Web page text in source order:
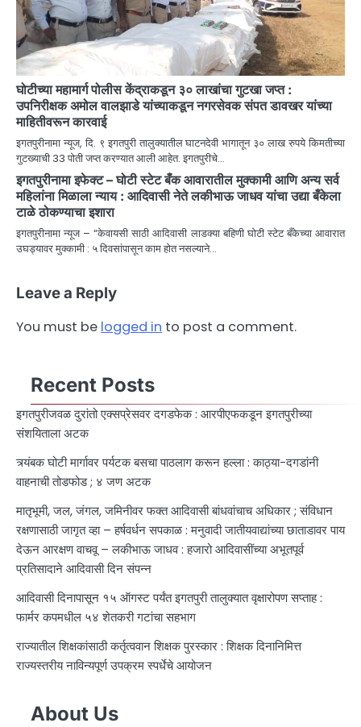
घोटीच्या महामार्ग पोलीस केंद्राकडून ३० लाखांचा गुटखा जप्त :
उपनिरीक्षक अमोल वालझाडे यांच्याकडून नगरसेवक संपत डावखर यांच्या
माहितीवरून कारवाई
इगतपुरीनामा न्यूज, दि. ९ इगतपुरी तालुक्यातील घाटनदेवी भागातून ३० लाख रुपये किमतीच्या
गुटख्याची 33 पोती जप्त करण्यात आली आहेत. इगतपुरीचे…
इगतपुरीनामा इफेक्ट – घोटी स्टेट बँक आवारातील मुक्कामी आणि अन्य सर्व
महिलांना मिळाला न्याय : आदिवासी नेते लकीभाऊ जाधव यांचा उद्या बँकेला
टाळे ठोकण्याचा इशारा
इगतपुरीनामा न्यूज – “केवायसी साठी आदिवासी लाडक्या बहिणी घोटी स्टेट बँकेच्या आवारात
उघड्यावर मुक्कामी : ५ दिवसांपासून काम होत नसल्याने…
Leave a Reply
You must be logged in to post a comment.
Recent Posts
इगतपुरीजवळ दुरांतो एक्सप्रेसवर दगडफेक : आरपीएफकडून इगतपुरीच्या
संशयिताला अटक
त्र्यंबक घोटी मार्गावर पर्यटक बसचा पाठलाग करून हल्ला : काठ्या-दगडांनी
वाहनाची तोडफोड ; ४ जण अटक
मातृभूमी, जल, जंगल, जमिनीवर फक्त आदिवासी बांधवांचाच अधिकार ; संविधान
रक्षणासाठी जागृत व्हा – हर्षवर्धन सपकाळ : मनुवादी जातीयवाद्यांच्या छाताडावर पाय
देऊन आरक्षण वाचवू – लकीभाऊ जाधव : हजारो आदिवासींच्या अभूतपूर्व
प्रतिसादाने आदिवासी दिन संपन्न
आदिवासी दिनापासून १५ ऑगस्ट पर्यंत इगतपुरी तालुक्यात वृक्षारोपण सप्ताह :
फार्मर कपमधील ५४ शेतकरी गटांचा सहभाग
राज्यातील शिक्षकांसाठी कर्तृत्ववान शिक्षक पुरस्कार : शिक्षक दिनानिमित्त
राज्यस्तरीय नाविन्यपूर्ण उपक्रम स्पर्धेचे आयोजन
About Us